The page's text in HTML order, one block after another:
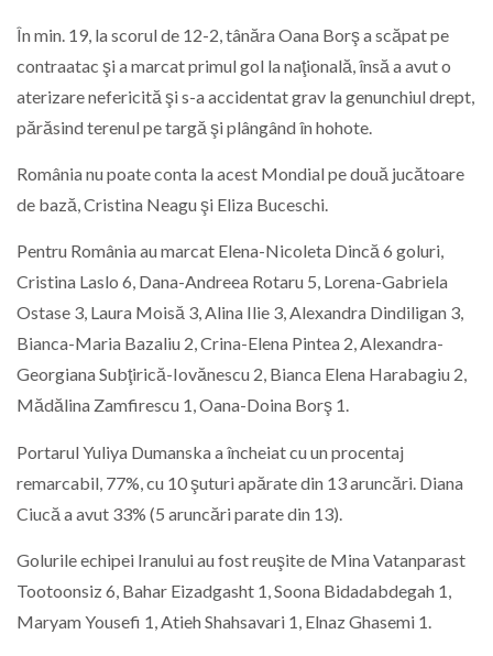
În min. 19, la scorul de 12-2, tânăra Oana Borş a scăpat pe
contraatac şi a marcat primul gol la naţională, însă a avut o
aterizare nefericită şi s-a accidentat grav la genunchiul drept,
părăsind terenul pe targă şi plângând în hohote.
România nu poate conta la acest Mondial pe două jucătoare
de bază, Cristina Neagu şi Eliza Buceschi.
Pentru România au marcat Elena-Nicoleta Dincă 6 goluri,
Cristina Laslo 6, Dana-Andreea Rotaru 5, Lorena-Gabriela
Ostase 3, Laura Moisă 3, Alina Ilie 3, Alexandra Dindiligan 3,
Bianca-Maria Bazaliu 2, Crina-Elena Pintea 2, Alexandra-
Georgiana Subţirică-Iovănescu 2, Bianca Elena Harabagiu 2,
Mădălina Zamfirescu 1, Oana-Doina Borş 1.
Portarul Yuliya Dumanska a încheiat cu un procentaj
remarcabil, 77%, cu 10 şuturi apărate din 13 aruncări. Diana
Ciucă a avut 33% (5 aruncări parate din 13).
Golurile echipei Iranului au fost reuşite de Mina Vatanparast
Tootoonsiz 6, Bahar Eizadgasht 1, Soona Bidadabdegah 1,
Maryam Yousefi 1, Atieh Shahsavari 1, Elnaz Ghasemi 1.